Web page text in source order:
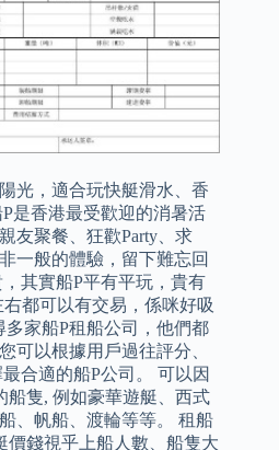
光，適合玩快艇滑水、香
是香港最受歡迎的消暑活
友聚餐、狂歡Party、求
一般的體驗，留下難忘回
其實船P平有平玩，貴有
都可以有交易，係咪好吸
多家船P租船公司，他們都
可以根據用戶過往評分、
合適的船P公司。 可以因
船隻, 例如豪華遊艇、西式
、帆船、渡輪等等。 租船
價錢視乎上船人數、船隻大